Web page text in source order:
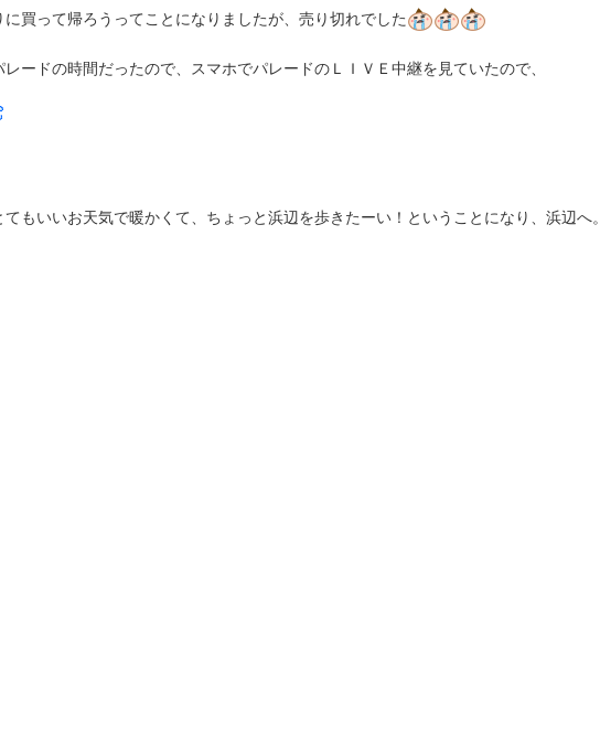
買って帰ろうってことになりましたが、売り切れでした
ードの時間だったので、スマホでパレードのＬＩＶＥ中継を見ていたので、
もいいお天気で暖かくて、ちょっと浜辺を歩きたーい！ということになり、浜辺へ。